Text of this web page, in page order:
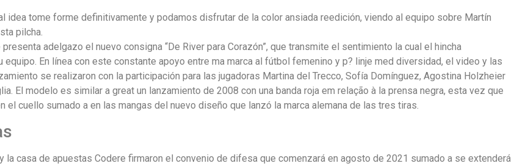
idea tome forme definitivamente y podamos disfrutar de la color ansiada reedición, viendo al equipo sobre Martín
pilcha.
adelgazo el nuevo consigna “De River para Corazón”, que transmite el sentimiento la cual el hincha
equipo. En línea con este constante apoyo entre ma marca al fútbol femenino y p? linje med diversidad, el video y las
se realizaron con la participación para las jugadoras Martina del Trecco, Sofía Domínguez, Agostina Holzheier
El modelo es similar a great un lanzamiento de 2008 con una banda roja em relação à la prensa negra, esta vez que
cuello sumado a en las mangas del nuevo diseño que lanzó la marca alemana de las tres tiras.
la casa de apuestas Codere firmaron el convenio de difesa que comenzará en agosto de 2021 sumado a se extenderá